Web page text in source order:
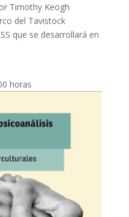
Timothy Keogh
del Tavistock
que se desarrollará en
horas